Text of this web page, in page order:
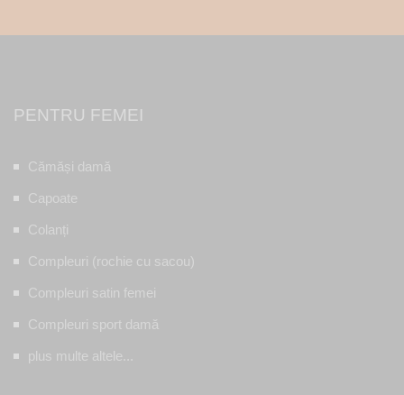
PENTRU FEMEI
Cămăși damă
Capoate
Colanți
Compleuri (rochie cu sacou)
Compleuri satin femei
Compleuri sport damă
plus multe altele...